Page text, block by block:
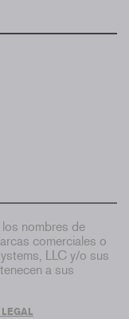
nombres de
comerciales o
LLC y/o sus
a sus